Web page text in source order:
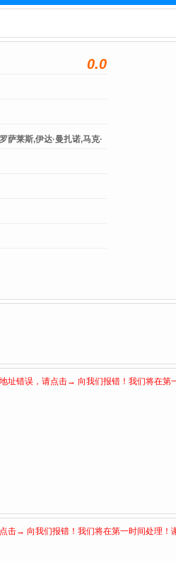
0.0
萨莱斯,伊达·曼扎诺,马克·
址错误，请点击→ 向我们报错！我们将在第
击→ 向我们报错！我们将在第一时间处理！